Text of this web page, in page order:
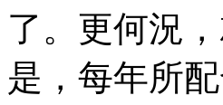
了。更何況
是，每年所